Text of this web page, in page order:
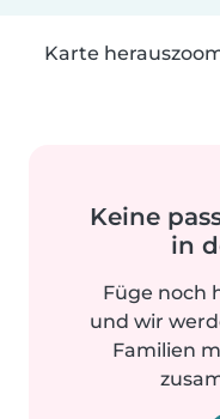
Karte
Keine
in
Füge noch
und wir
Familien